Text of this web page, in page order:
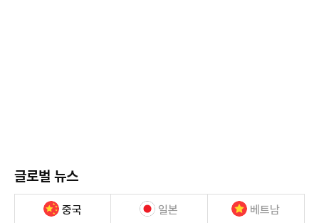
글로벌 뉴스
중국 일본 베트남